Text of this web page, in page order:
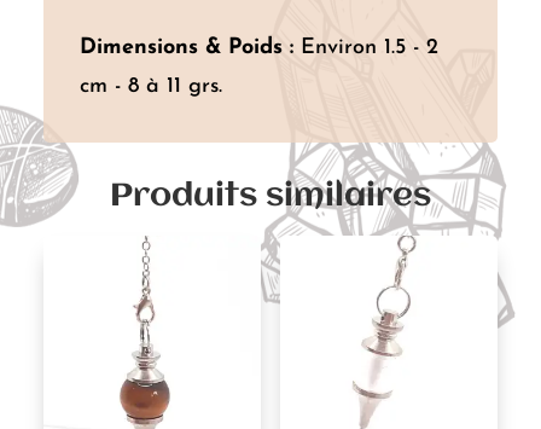
Dimensions & Poids :Environ 1.5 - 2
cm - 8 à 11 grs.
Produits similaires